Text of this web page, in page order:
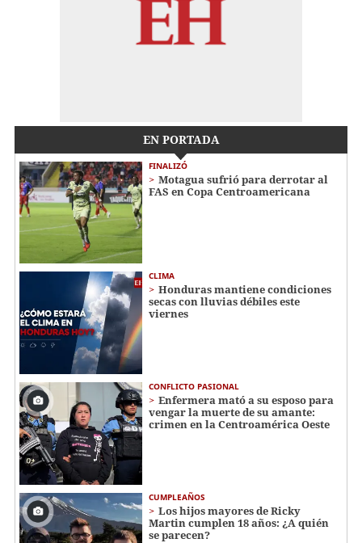
EN PORTADA
FINALIZÓ
Motagua sufrió para derrotar al
FAS en Copa Centroamericana
CLIMA
Honduras mantiene condiciones
secas con lluvias débiles este
viernes
CONFLICTO PASIONAL
Enfermera mató a su esposo para
vengar la muerte de su amante:
crimen en la Centroamérica Oeste
CUMPLEAÑOS
Los hijos mayores de Ricky
Martin cumplen 18 años: ¿A quién
se parecen?